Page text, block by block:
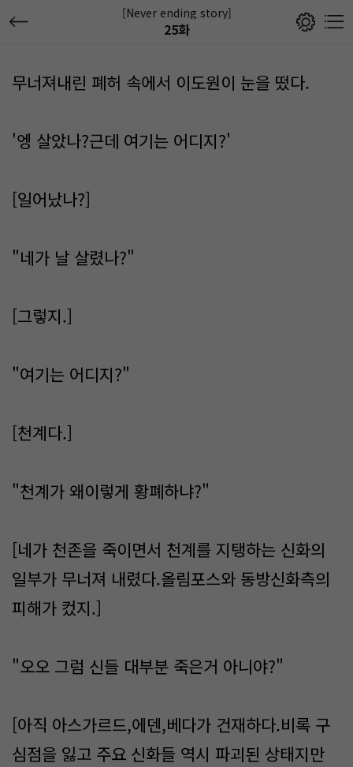
[Never ending story]
25화
무너져내린 폐허 속에서 이도원이 눈을 떴다.
'엥 살았나?근데 여기는 어디지?'
[일어났나?]
"네가 날 살렸나?"
[그렇지.]
"여기는 어디지?"
[천계다.]
"천계가 왜이렇게 황폐하냐?"
[네가 천존을 죽이면서 천계를 지탱하는 신화의
일부가 무너져 내렸다.올림포스와 동방신화측의
피해가 컸지.]
"오오 그럼 신들 대부분 죽은거 아니야?"
[아직 아스가르드,에덴,베다가 건재하다.비록 구
심점을 잃고 주요 신화들 역시 파괴된 상태지만